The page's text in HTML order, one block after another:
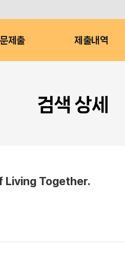
제출 제출내역
검색 상세
Together.